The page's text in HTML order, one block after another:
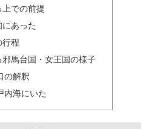
での前提
あった
行程
馬台国・女王国の様子
の解釈
内海にいた